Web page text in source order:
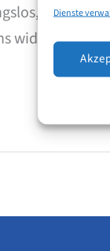
Dienste
wenn
widerrufen